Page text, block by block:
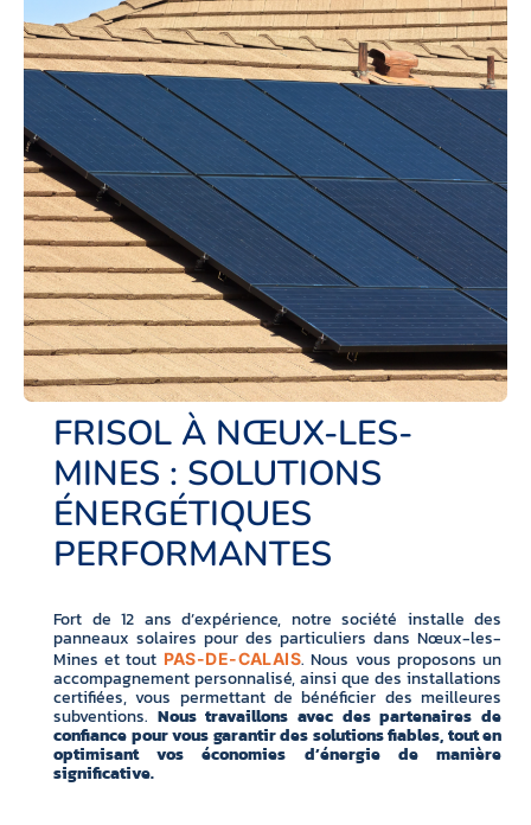
FRISOL À NŒUX-LES-
MINES : SOLUTIONS
ÉNERGÉTIQUES
PERFORMANTES
Fort de 12 ans d’expérience, notre société installe des
panneaux solaires pour des particuliers dans Nœux-les-
Mines et tout PAS-DE-CALAIS. Nous vous proposons un
accompagnement personnalisé, ainsi que des installations
certifiées, vous permettant de bénéficier des meilleures
subventions. Nous travaillons avec des partenaires de
confiance pour vous garantir des solutions fiables, tout en
optimisant vos économies d’énergie de manière
significative.